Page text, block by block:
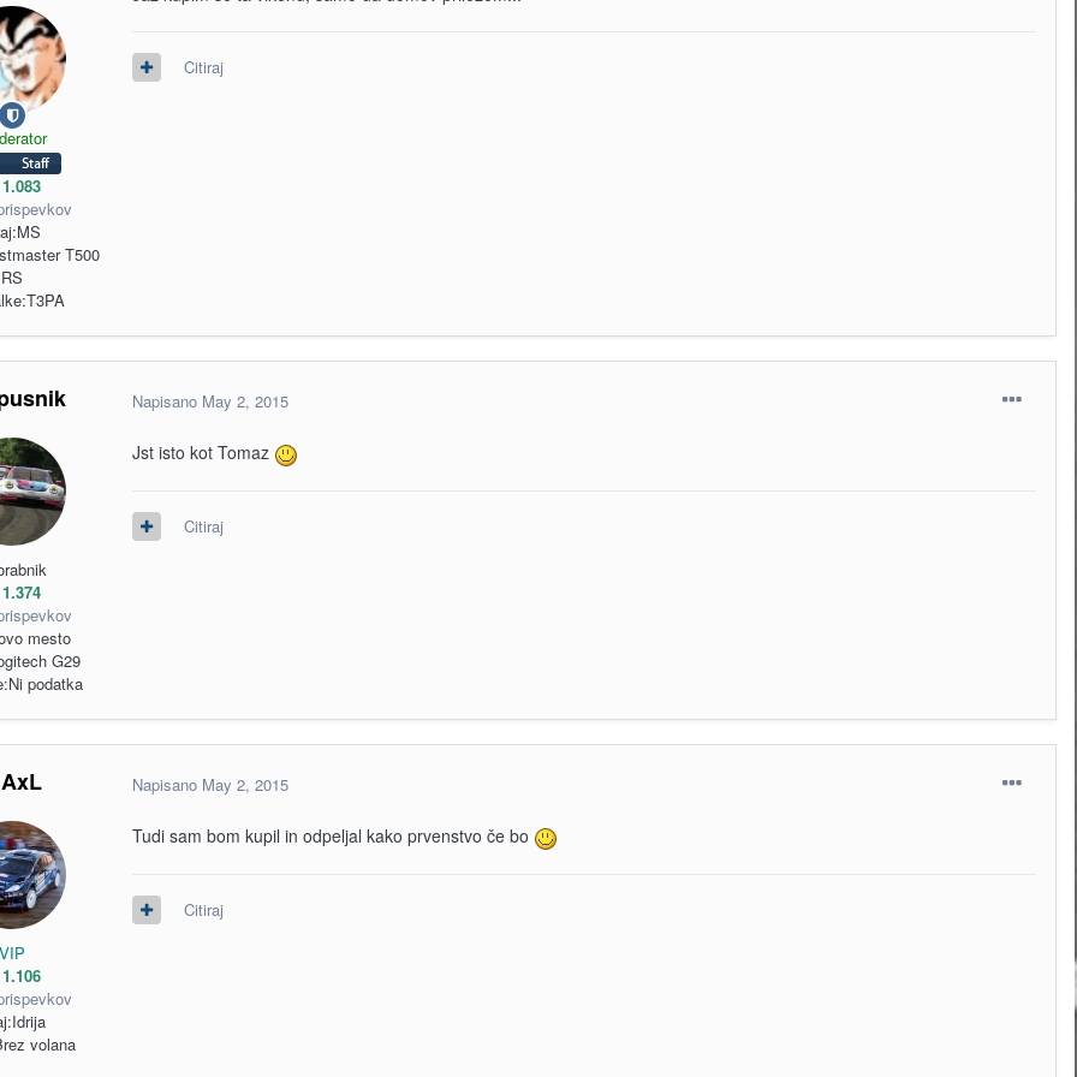
MS
T500
RS
T3PA
Citiraj
mesto
G29
Ni podatka
Napisano May 2, 2015
Jst isto kot Tomaz
Citiraj
VIP
Idrija
volana
Napisano May 2, 2015
Tudi sam bom kupil in odpeljal kako prvenstvo če bo
Citiraj